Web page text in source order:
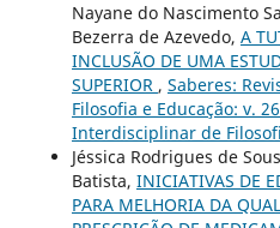
Nayane do Nascimento
Bezerra de Azevedo, A
INCLUSÃO DE UMA
SUPERIOR , Saberes:
Filosofia e Educação: v.
Interdisciplinar de
Jéssica Rodrigues de
Batista, INICIATIVAS DE
PARA MELHORIA DA